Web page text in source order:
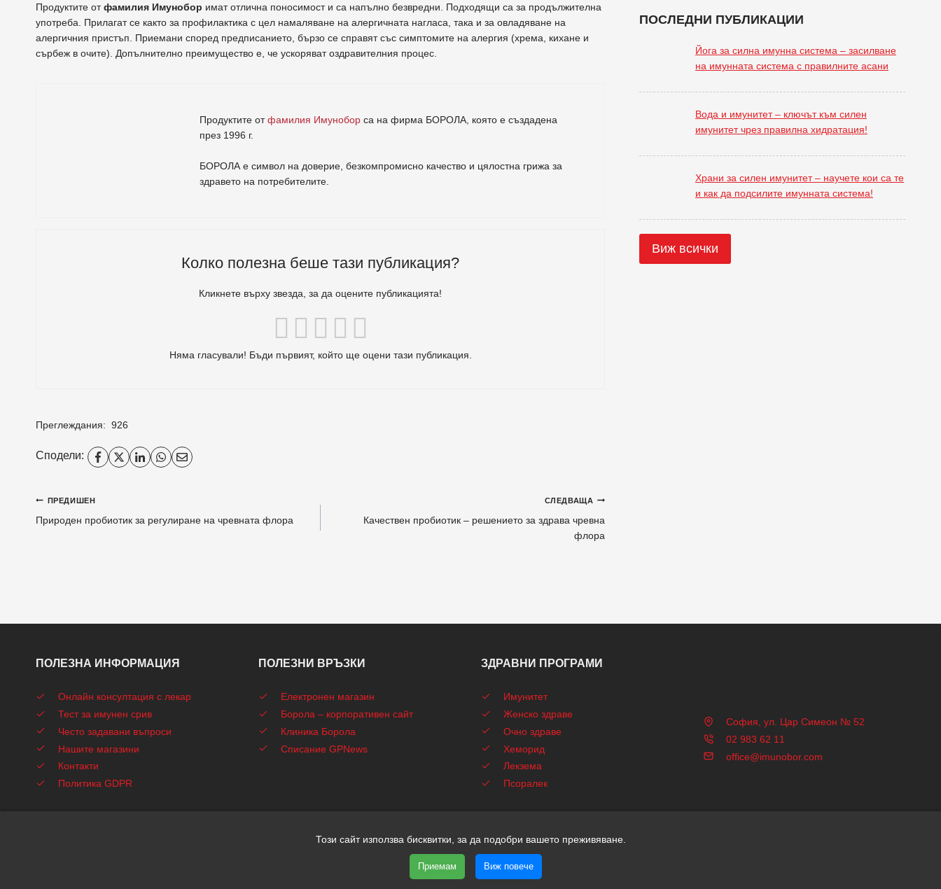
Продуктите отфамилия Имунобор имат отлична поносимост и са напълно безвредни. Подходящи са за продължителна
употреба. Прилагат се както за профилактика с цел намаляване на алергичната нагласа, така и за овладяване на
алергичния пристъп. Приемани според предписанието, бързо се справят със симптомите на алергия (хрема, кихане и
сърбеж в очите). Допълнително преимущество е, че ускоряват оздравителния процес.
Продуктите отфамилия Имунобор са на фирма БОРОЛА , която е създадена
през 1996 г.
БОРОЛА е символ на доверие, безкомпромисно качество и цялостна грижа за
здравето на потребителите
Колко полезна беше тази публикация?
Кликнете върху звезда, за да оцените публикацията!
Няма гласували! Бъди първият, който ще оцени тази публикация.
Преглеждания: 926
Сподели:
Навигация
ПРЕДИШЕН
Природен пробиотик за регулиране на чревната флора
СЛЕДВАЩА
Качествен пробиотик – решението за здрава чревна
флора
ПОСЛЕДНИ ПУБЛИКАЦИИ
Йога за силна имунна система – засилване
на имунната система с правилните асани
Вода и имунитет – ключът към силен
имунитет чрез правилна хидратация!
Храни за силен имунитет – научете кои са те
и как да подсилите имунната система!
Виж всички
ПОЛЕЗНА ИНФОРМАЦИЯ
Онлайн консултация с лекар
Тест за имунен срив
Често задавани въпроси
Нашите магазини
Контакти
Политика GDPR
ПОЛЕЗНИ ВРЪЗКИ
Електронен магазин
Борола – корпоративен сайт
Клиника Борола
Списание GPNews
ЗДРАВНИ ПРОГРАМИ
Имунитет
Женско здраве
Очно здраве
Хеморид
Лекзема
Псоралек
София, ул. Цар Симеон № 52
02 983 62 11
office@imunobor.com
Copyright © 2026 Имунобор | Всички права запазени | Уеб дизайн и SEO от Трибест
Този сайт използва бисквитки, за да подобри вашето преживяване.
Приемам Виж повече